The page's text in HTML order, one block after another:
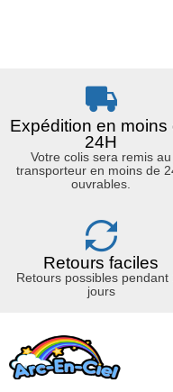
Expédition en moins
24H
Votre colis sera remis au
transporteur en moins de
ouvrables.
Retours faciles
Retours possibles pendant
jours